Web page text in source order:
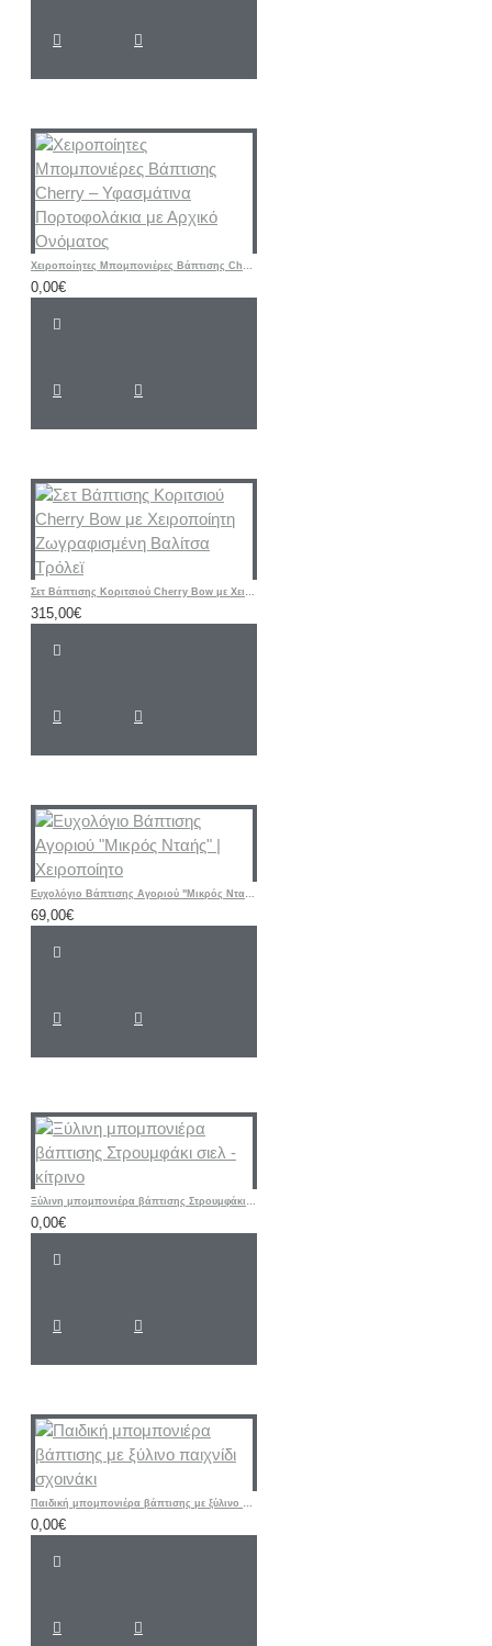
Χειροποίητες Μπομπονιέρες Βάπτισης Cherry – Υφασμάτινα Πορτοφολάκια με Αρχικό Ονόματος
0,00€
Σετ Βάπτισης Κοριτσιού Cherry Bow με Χειροποίητη Ζωγραφισμένη Βαλίτσα Τρόλεϊ
315,00€
Ευχολόγιο Βάπτισης Αγοριού "Μικρός Νταής" | Χειροποίητο
69,00€
Ξύλινη μπομπονιέρα βάπτισης Στρουμφάκι σιελ - κίτρινο
0,00€
Παιδική μπομπονιέρα βάπτισης με ξύλινο παιχνίδι σχοινάκι
0,00€